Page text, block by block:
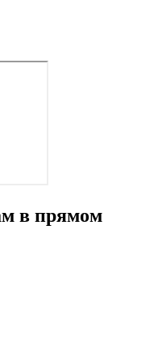
в прямом